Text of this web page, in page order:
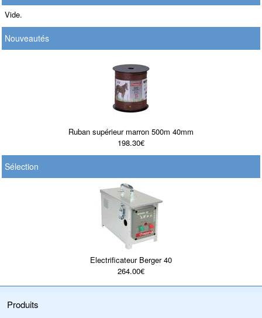
Vide.
Nouveautés
Ruban supérieur marron 500m 40mm
198.30€
Sélection
Electrificateur Berger 40
264.00€
Produits